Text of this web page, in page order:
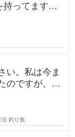
持ってます。
い。私は今ま
のですが、人
法 釣り魚